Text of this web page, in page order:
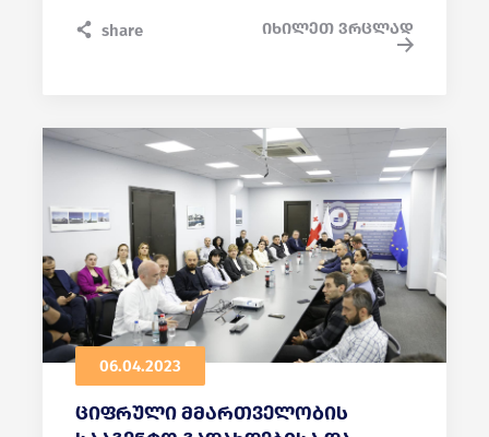
ჰარმონიზაცია საქართველოსა და
ევროკავშირს შორის მომსახურებათა
share იხილეთ ვრცლად
06.04.2023
ციფრული მმართველობის